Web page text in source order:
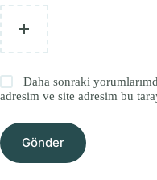
Daha sonraki
adresim ve site adresim bu
Gönder